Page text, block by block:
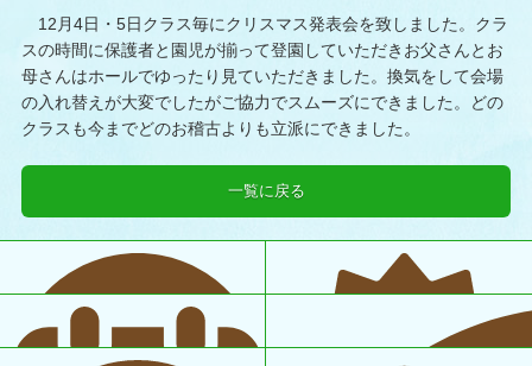
12月4日・5日クラス毎にクリスマス発表会を致しました。クラ
スの時間に保護者と園児が揃って登園していただきお父さんとお
母さんはホールでゆったり見ていただきました。換気をして会場
の入れ替えが大変でしたがご協力でスムーズにできました。どの
クラスも今までどのお稽古よりも立派にできました。
一覧に戻る